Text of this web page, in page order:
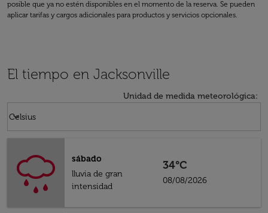
posible que ya no estén disponibles en el momento de la reserva. Se pueden
aplicar tarifas y cargos adicionales para productos y servicios opcionales.
El tiempo en Jacksonville
Unidad de medida meteorológica:
Celsius
keyboard_arrow_down
sábado
lluvia de gran
intensidad
34°C
08/08/2026